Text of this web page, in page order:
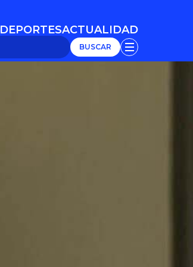
DEPORTESACTUALIDAD
ACTUALIDAD